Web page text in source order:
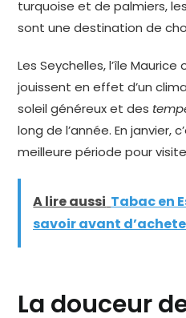
turquoise et de palmiers,
sont une destination de
Les Seychelles, l’île
jouissent en effet d’un
soleil généreux et des
long de l’année. En janvier,
meilleure période pour
A lire aussi Tabac en
savoir avant
La douceur